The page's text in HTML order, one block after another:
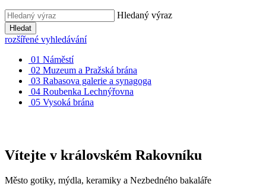
Hledaný výraz
Hledat
rozšířené vyhledávání
01 Náměstí
02 Muzeum a Pražská brána
03 Rabasova galerie a synagoga
04 Roubenka Lechnýřovna
05 Vysoká brána
Vítejte v královském Rakovníku
Město gotiky, mýdla, keramiky a Nezbedného bakaláře